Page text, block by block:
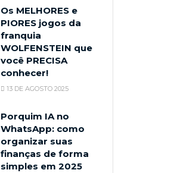
Os MELHORES e
PIORES jogos da
franquia
WOLFENSTEIN que
você PRECISA
conhecer!
13 DE AGOSTO 2025
Porquim IA no
WhatsApp: como
organizar suas
finanças de forma
simples em 2025